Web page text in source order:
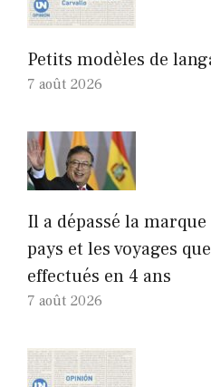
Petits modèles de
7 août 2026
Il a dépassé la
pays et les voyages
effectués en 4 ans
7 août 2026